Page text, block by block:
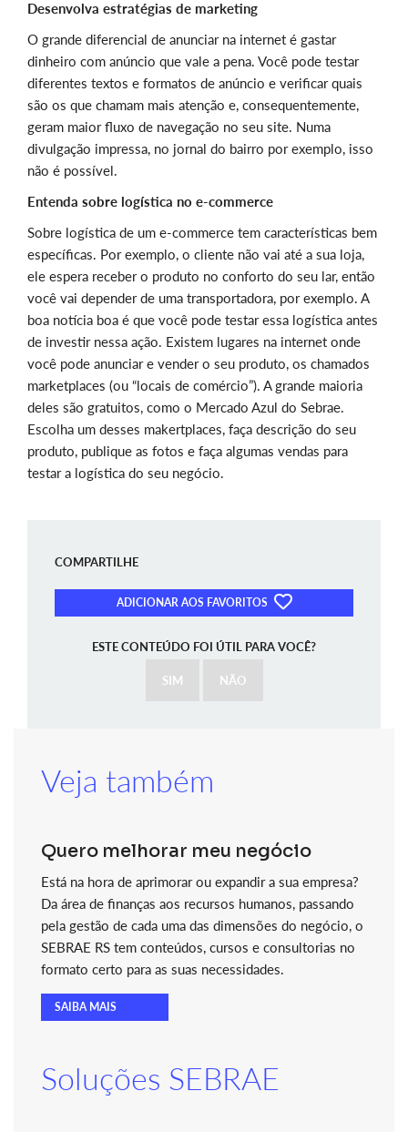
Desenvolva estratégias de marketing
O grande diferencial de anunciar na internet é gastar
dinheiro com anúncio que vale a pena. Você pode testar
diferentes textos e formatos de anúncio e verificar quais
são os que chamam mais atenção e, consequentemente,
geram maior fluxo de navegação no seu site. Numa
divulgação impressa, no jornal do bairro por exemplo, isso
não é possível.
Entenda sobre logística no e-commerce
Sobre logística de um e-commerce tem características bem
específicas. Por exemplo, o cliente não vai até a sua loja,
ele espera receber o produto no conforto do seu lar, então
você vai depender de uma transportadora, por exemplo. A
boa notícia boa é que você pode testar essa logística antes
de investir nessa ação. Existem lugares na internet onde
você pode anunciar e vender o seu produto, os chamados
marketplaces (ou “locais de comércio”). A grande maioria
deles são gratuitos, como o Mercado Azul do Sebrae.
Escolha um desses makertplaces, faça descrição do seu
produto, publique as fotos e faça algumas vendas para
testar a logística do seu negócio.
COMPARTILHE
ADICIONAR AOS FAVORITOS
ESTE CONTEÚDO FOI ÚTIL PARA VOCÊ?
SIM NÃO
Veja também
Quero melhorar meu negócio
Está na hora de aprimorar ou expandir a sua empresa?
Da área de finanças aos recursos humanos, passando
pela gestão de cada uma das dimensões do negócio, o
SEBRAE RS tem conteúdos, cursos e consultorias no
formato certo para as suas necessidades.
SAIBA MAIS
Soluções SEBRAE